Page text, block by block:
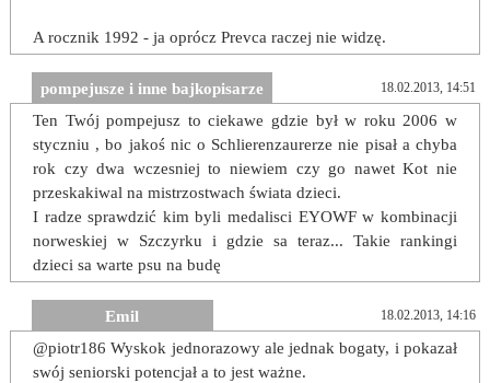
A rocznik 1992 - ja oprócz Prevca raczej nie widzę.
pompejusze i inne bajkopisarze 18.02.2013, 14:51
Ten Twój pompejusz to ciekawe gdzie był w roku 2006 w
styczniu , bo jakoś nic o Schlierenzaurerze nie pisał a chyba
rok czy dwa wczesniej to niewiem czy go nawet Kot nie
przeskakiwal na mistrzostwach świata dzieci.
I radze sprawdzić kim byli medalisci EYOWF w kombinacji
norweskiej w Szczyrku i gdzie sa teraz... Takie rankingi
dzieci sa warte psu na budę
Emil 18.02.2013, 14:16
@piotr186 Wyskok jednorazowy ale jednak bogaty, i pokazał
swój seniorski potencjał a to jest ważne.